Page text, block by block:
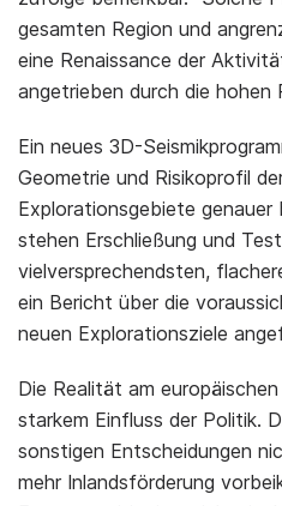
gesamten Region und
eine Renaissance der
angetrieben durch die hohen
Ein neues 3D-
Geometrie und Risikoprofil
Explorationsgebiete genauer
stehen Erschließung und
vielversprechendsten,
ein Bericht über die
neuen Explorationsziele
Die Realität am
starkem Einfluss der Politik.
sonstigen Entscheidungen
mehr Inlandsförderung